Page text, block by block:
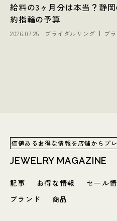
給料の3ヶ月分は本当？静
約指輪の予算
2026.07.25 ブライダルリング ブ
価値あるお得な情報を店舗からプ
JEWELRY MAGAZINE
記事 お得な情報 セール
ブランド
商品